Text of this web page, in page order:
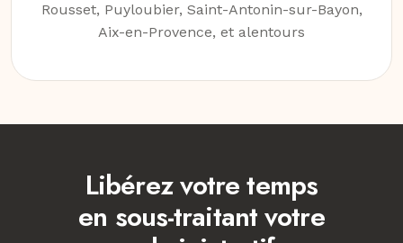
Rousset, Puyloubier, Saint-Antonin-sur-Bayon,
Aix-en-Provence, et alentours
Libérez votre temps
en sous-traitant votre